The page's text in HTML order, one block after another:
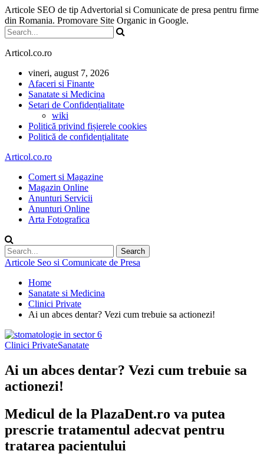
Articole SEO de tip Advertorial si Comunicate de presa pentru firme
din Romania. Promovare Site Organic in Google.
Articol.co.ro
vineri, august 7, 2026
Afaceri si Finante
Sanatate si Medicina
Setari de Confidențialitate
wiki
Politică privind fișierele cookies
Politică de confidențialitate
Articol.co.ro
Comert si Magazine
Magazin Online
Anunturi Servicii
Anunturi Online
Arta Fotografica
Articole Seo si Comunicate de Presa
Home
Sanatate si Medicina
Clinici Private
Ai un abces dentar? Vezi cum trebuie sa actionezi!
Clinici PrivateSanatate
Ai un abces dentar? Vezi cum trebuie sa
actionezi!
Medicul de la PlazaDent.ro va putea
prescrie tratamentul adecvat pentru
tratarea pacientului